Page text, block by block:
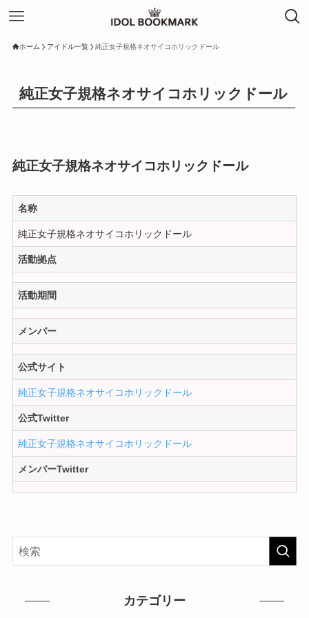
ホーム アイドル一覧 純正女子規格ネオサイコホリックドール
純正女子規格ネオサイコホリックドール
純正女子規格ネオサイコホリックドール
名称
純正女子規格ネオサイコホリックドール
活動拠点
活動期間
メンバー
公式サイト
純正女子規格ネオサイコホリックドール
公式Twitter
純正女子規格ネオサイコホリックドール
メンバーTwitter
カテゴリー